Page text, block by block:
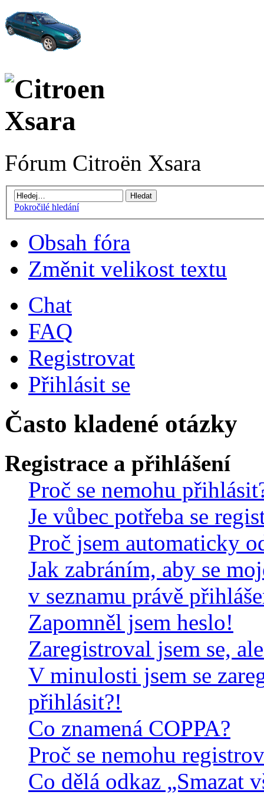
Fórum Citroën Xsara
Pokročilé hledání
Obsah fóra
Změnit velikost textu
Chat
FAQ
Registrovat
Přihlásit se
Často kladené otázky
Registrace a přihlášení
Proč se nemohu
Je vůbec potřeba se
Proč jsem automaticky
Jak zabráním, aby se
v seznamu právě
Zapomněl jsem heslo!
Zaregistroval jsem se,
V minulosti jsem se
přihlásit?!
Co znamená COPPA?
Proč se nemohu
Co dělá odkaz „Smazat